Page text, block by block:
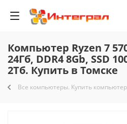
Компьютер Ryzen 7
24Гб, DDR4 8Gb, SSD
2Тб. Купить в Томске
Все компьютеры. Купить